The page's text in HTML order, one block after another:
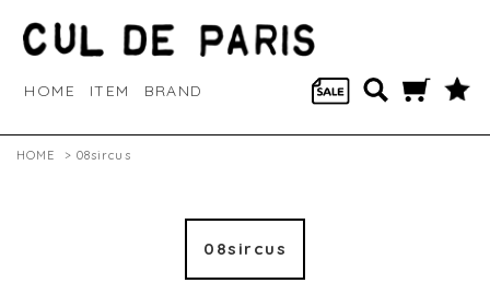
HOME ITEM BRAND
HOME > 08sircus
08sircus